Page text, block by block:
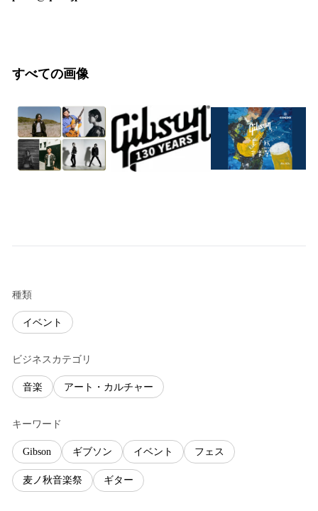
すべての画像
種類
イベント
ビジネスカテゴリ
音楽 アート・カルチャー
キーワード
Gibson ギブソン イベント フェス
麦ノ秋音楽祭 ギター